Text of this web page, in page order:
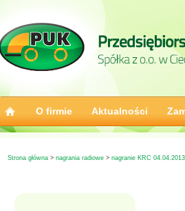
O firmie Aktualności
Strona główna> nagrania radiowe> nagranie KRC